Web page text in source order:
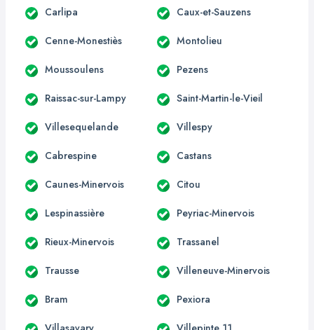
Carlipa Caux-et-Sauzens
Cenne-Monestiès Montolieu
Moussoulens Pezens
Raissac-sur-Lampy Saint-Martin-le-Vieil
Villesequelande Villespy
Cabrespine Castans
Caunes-Minervois Citou
Lespinassière Peyriac-Minervois
Rieux-Minervois Trassanel
Trausse Villeneuve-Minervois
Bram Pexiora